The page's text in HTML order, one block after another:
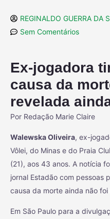
REGINALDO GUERRA DA
Sem Comentários
Ex-jogadora
causa da
revelada
Por Redação Marie Claire
Walewska Oliveira, ex-
Vôlei, do Minas e do Praia
(21), aos 43 anos. A notícia
jornal Estadão com pessoas
causa da morte ainda não foi
Em São Paulo para a